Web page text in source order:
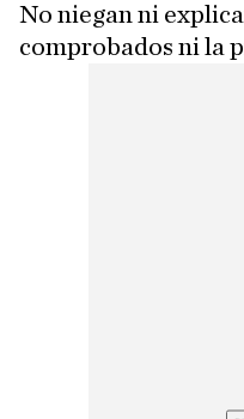
No niegan ni
comprobados ni la